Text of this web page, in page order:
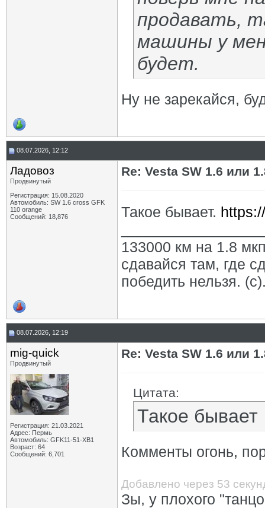
продавать,
машины у
будет.
Ну не зарекайся,
08.07.2026, 12:12
Ладовоз
Продвинутый
Регистрация: 15.08.2020
Автомобиль: SW 1.6 cross GFK
110 orange
Сообщений: 18,876
Re: Vesta SW 1.6 или
Такое бывает.
133000 км на 1.8
сдавайся там, где
победить нельзя.
08.07.2026, 12:19
mig-quick
Продвинутый
Регистрация: 21.03.2021
Адрес: Пермь
Автомобиль: GFK11-51-ХВ1
Возраст: 64
Сообщений: 6,701
Re: Vesta SW 1.6 или
Цитата:
Такое бывает
Комменты огонь,
Добавлено через 53
Зы, у плохого